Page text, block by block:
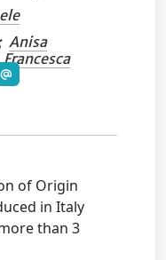
Anisa
Francesca
of Origin
in Italy
than 3